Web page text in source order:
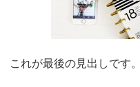
これが最後の見出しです。